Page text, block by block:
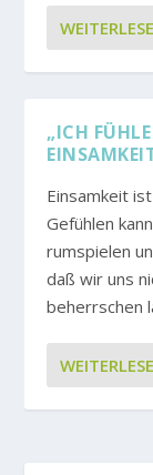
„ICH
Einsamkeit
Gefühlen
rumspielen
daß wir uns
beherrschen